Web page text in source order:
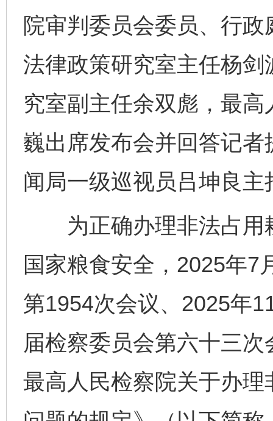
院审判委员会委员、行
法律政策研究室主任杨
究室副主任余双彪，最
巍出席发布会并回答记
闻局一级巡视员吕坤良主
为正确办理非法占用
国家粮食安全，2025年7
第1954次会议、2025年
届检察委员会第六十三
最高人民检察院关于办